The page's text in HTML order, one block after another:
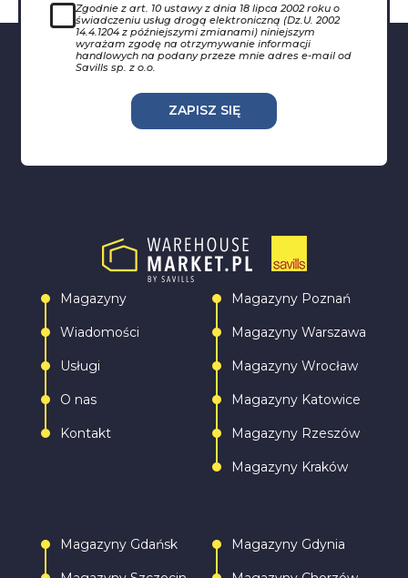
Zgodnie z art. 10 ustawy z dnia 18 lipca 2002 roku o
świadczeniu usług drogą elektroniczną (Dz.U. 2002
14.4.1204 z późniejszymi zmianami) niniejszym
wyrażam zgodę na otrzymywanie informacji
handlowych na podany przeze mnie adres e-mail od
Savills sp. z o.o.
ZAPISZ SIĘ
Magazyny
Wiadomości
Usługi
O nas
Kontakt
Magazyny Poznań
Magazyny Warszawa
Magazyny Wrocław
Magazyny Katowice
Magazyny Rzeszów
Magazyny Kraków
Magazyny Gdańsk Magazyny Gdynia